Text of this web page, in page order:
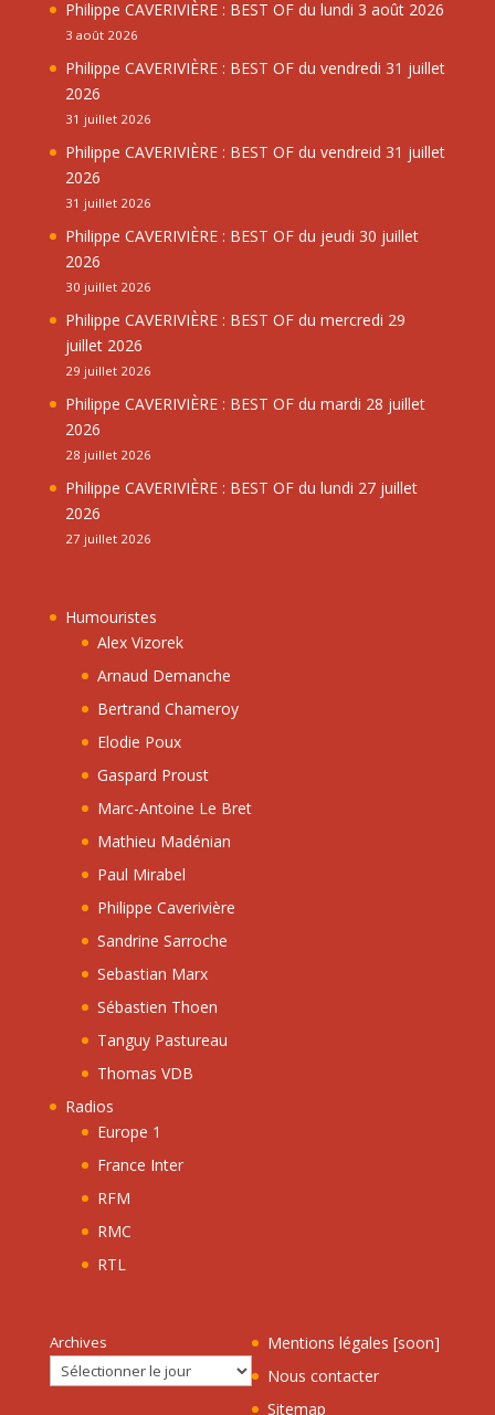
Philippe CAVERIVIÈRE : BEST OF du lundi 3 août 2026
3 août 2026
Philippe CAVERIVIÈRE : BEST OF du vendredi 31 juillet
2026
31 juillet 2026
Philippe CAVERIVIÈRE : BEST OF du vendreid 31 juillet
2026
31 juillet 2026
Philippe CAVERIVIÈRE : BEST OF du jeudi 30 juillet
2026
30 juillet 2026
Philippe CAVERIVIÈRE : BEST OF du mercredi 29
juillet 2026
29 juillet 2026
Philippe CAVERIVIÈRE : BEST OF du mardi 28 juillet
2026
28 juillet 2026
Philippe CAVERIVIÈRE : BEST OF du lundi 27 juillet
2026
27 juillet 2026
Humouristes
Alex Vizorek
Arnaud Demanche
Bertrand Chameroy
Elodie Poux
Gaspard Proust
Marc-Antoine Le Bret
Mathieu Madénian
Paul Mirabel
Philippe Caverivière
Sandrine Sarroche
Sebastian Marx
Sébastien Thoen
Tanguy Pastureau
Thomas VDB
Radios
Europe 1
France Inter
RFM
RMC
RTL
Archives
Mentions légales [soon]
Nous contacter
Sitemap